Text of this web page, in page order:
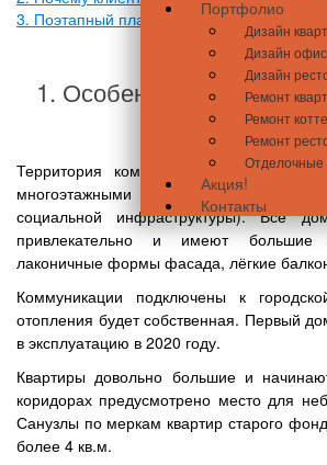
Портфолио
Дизайн
Дизайн
Дизайн
Ремонт
Ремонт
Ремонт
Акция!
Контакты
3. Поэтапный план выполнения ремонтных
1. Особенности ЖК
Территория комплекса состоит из
многоэтажными домами) и
социальной инфраструктуры). Все
привлекательно и имеют
лаконичные формы фасада, лёгкие
Коммуникации подключены к
отопления будет собственная. Первый
в эксплуатацию в 2020 году.
Квартиры довольно большие и
коридорах предусмотрено место для
Санузлы по меркам квартир старого
более 4 кв.м.